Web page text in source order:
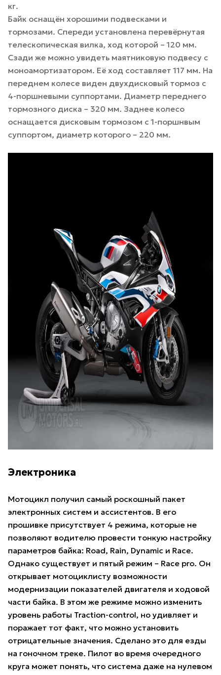
кг.
Байк оснащён хорошими подвесками и
тормозами. Спереди установлена перевёрнутая
телескопическая вилка, ход которой – 120 мм.
Сзади же можно увидеть маятниковую подвесу с
моноамортизатором. Её ход составляет 117 мм. На
переднем колесе виден двухдисковый тормоз с
4-поршневыми суппортами. Диаметр переднего
тормозного диска – 320 мм. Заднее колесо
оснащается дисковым тормозом с 1-поршнвым
суппортом, диаметр которого – 220 мм.
Электроника
Мотоцикл получил самый роскошный пакет
электронных систем и ассистентов. В его
прошивке присутствует 4 режима, которые не
позволяют водителю провести тонкую настройку
параметров байка: Road, Rain, Dynamic и Race.
Однако существует и пятый режим – Race pro. Он
открывает мотоциклисту возможности
модернизации показателей двигателя и ходовой
части байка. В этом же режиме можно изменить
уровень работы Traction-control, но удивляет и
поражает тот факт, что можно установить
отрицательные значения. Сделано это для езды
на гоночном треке. Пилот во время очередного
круга может понять, что система даже на нулевом